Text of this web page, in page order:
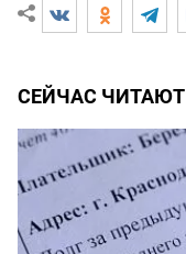
СЕЙЧАС ЧИТАЮТ